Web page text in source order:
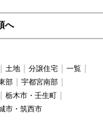
へ
土地 分譲住宅
一覧
部
宇都宮南部
栃木市・壬生町
市・筑西市